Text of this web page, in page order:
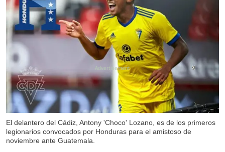
El delantero del Cádiz, Antony 'Choco' Lozano, es de los primeros
legionarios convocados por Honduras para el amistoso de
noviembre ante Guatemala.
X